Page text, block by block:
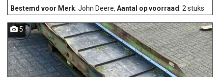
Bestemd voor Merk: John Deere, Aantal op voorraad: 2 stuks
5